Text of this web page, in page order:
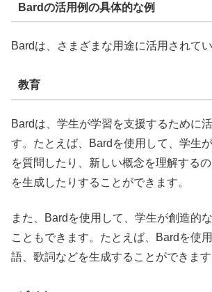
Bardの活用例の具体的な例
Bardは、さまざまな用途に活用されてい
教育
Bardは、学生が学習を支援するために
す。たとえば、Bardを使用して、学生
を質問したり、新しい概念を理解する
を生成したりすることができます。
また、Bardを使用して、学生が創造的
こともできます。たとえば、Bardを使
語、歌詞などを生成することができます